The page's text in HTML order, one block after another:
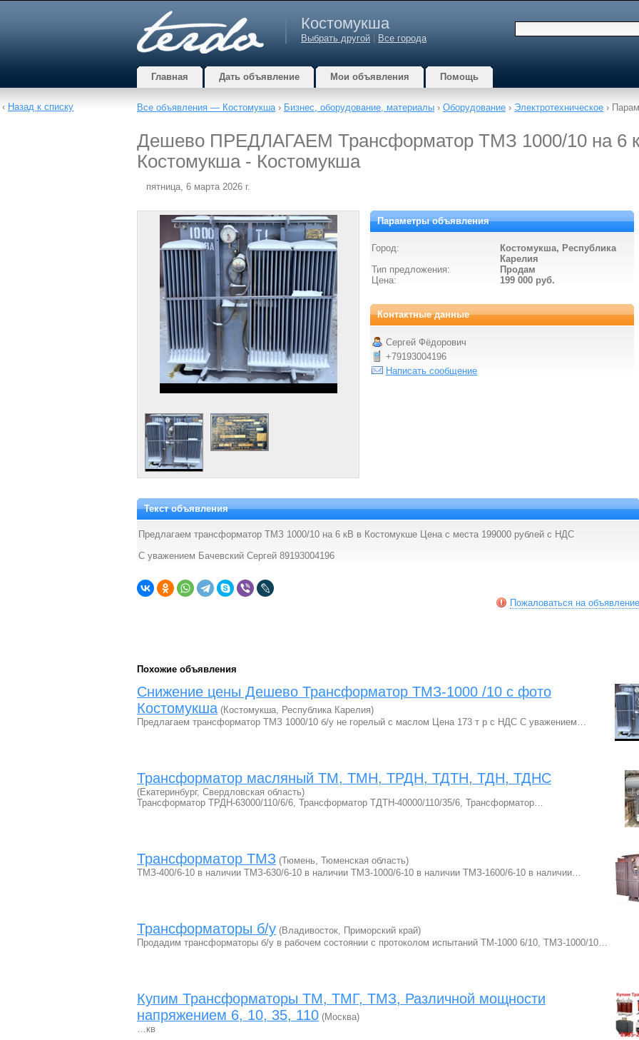
Костомукша
Выбрать другой Все города
Главная Дать объявление Мои объявления Помощь
Все объявления — Костомукша› Бизнес, оборудование, материалы › Оборудование › Электротехническое ›
Дешево ПРЕДЛАГАЕМ Трансформатор ТМЗ 1000/10 на 6
Костомукша - Костомукша
пятница, 6 марта 2026 г.
Параметры объявления
Город:
Костомукша, Республика
Карелия
Тип предложения:
Продам
Цена:
199 000 руб.
Контактные данные
Сергей Фёдорович
+79193004196
Написать сообщение
Текст объявления
Предлагаем трансформатор ТМЗ 1000/10 на 6 кВ в Костомукше Цена с места 199000 рублей с НДС
С уважением Бачевский Сергей 89193004196
Пожаловаться на объявление
Похожие объявления
Снижение цены Дешево Трансформатор ТМЗ-1000 /10 с фото
Костомукша (Костомукша, Республика Карелия)
Предлагаем трансформатор ТМЗ 1000/10 б/у не горелый с маслом Цена 173 т р с НДС С уважением…
Трансформатор масляный ТМ, ТМН, ТРДН, ТДТН, ТДН, ТДНС
(Екатеринбург, Свердловская область)
Трансформатор ТРДН-63000/110/6/6, Трансформатор ТДТН-40000/110/35/6, Трансформатор…
Трансформатор ТМЗ (Тюмень, Тюменская область)
ТМЗ-400/6-10 в наличии ТМЗ-630/6-10 в наличии ТМЗ-1000/6-10 в наличии ТМЗ-1600/6-10 в наличии…
Трансформаторы б/у (Владивосток, Приморский край)
Продадим трансформаторы б/у в рабочем состоянии с протоколом испытаний ТМ-1000 6/10, ТМЗ-1000/10…
Купим Трансформаторы ТМ, ТМГ, ТМЗ, Различной мощности
напряжением 6, 10, 35, 110 (Москва)
…кв
‹ Назад к списку